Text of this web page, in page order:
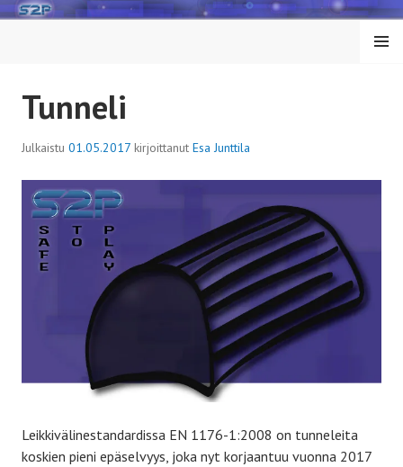
Siirry
VALIK
KO
Tunneli
Julkaistu 01.05.2017 kirjoittanut Esa Junttila
Leikkivälinestandardissa EN 1176-1:2008 on tunneleita
koskien pieni epäselvyys, joka nyt korjaantuu vuonna 2017